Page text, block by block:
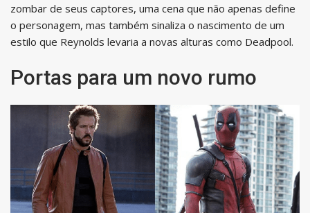
zombar de seus captores, uma cena que não apenas define
o personagem, mas também sinaliza o nascimento de um
estilo que Reynolds levaria a novas alturas como Deadpool.
Portas para um novo rumo